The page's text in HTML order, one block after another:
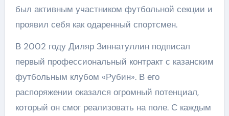
был активным участником футбольной секции и
проявил себя как одаренный спортсмен.
В 2002 году Диляр Зиннатуллин подписал
первый профессиональный контракт с казанским
футбольным клубом «Рубин». В его
распоряжении оказался огромный потенциал,
который он смог реализовать на поле. С каждым